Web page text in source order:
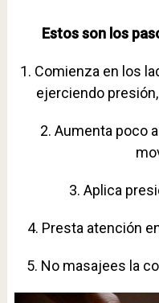
Estos son los
1. Comienza en los
ejerciendo
2. Aumenta poco
3. Aplica
4. Presta atención
5. No masajees la